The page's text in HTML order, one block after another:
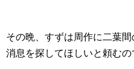
その晩、すずは周作に二葉間
消息を探してほしいと頼むの